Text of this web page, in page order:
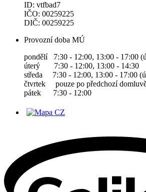
ID: vtfbad7
IČO: 00259225
DIČ: 00259225
Provozní doba MÚ
pondělí 7:30 - 12:00, 13:00 - 17:00
úterý 7:30 - 12:00, 13:00 - 14:30
středa 7:30 - 12:00, 13:00 - 17:00
čtvrtek pouze po předchozí
pátek 7:30 - 12:00